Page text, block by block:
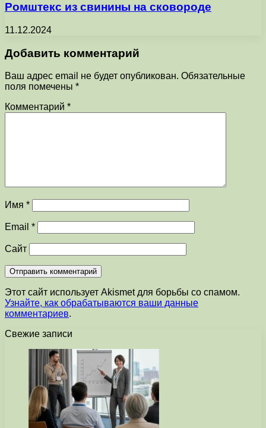
Ромштекс из свинины на сковороде
11.12.2024
Добавить комментарий
Ваш адрес email не будет опубликован. Обязательные
поля помечены *
Комментарий *
Имя *
Email *
Сайт
Этот сайт использует Akismet для борьбы со спамом.
Узнайте, как обрабатываются ваши данные
комментариев.
Свежие записи